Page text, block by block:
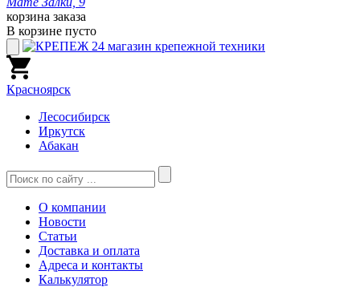
корзина заказа
В корзине пусто
Красноярск
Лесосибирск
Иркутск
Абакан
О компании
Новости
Статьи
Доставка и оплата
Адреса и контакты
Калькулятор